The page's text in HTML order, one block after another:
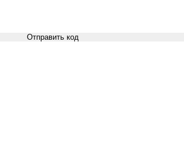
Отправить код